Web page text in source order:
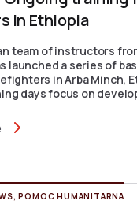
in Ethiopia
team of instructors
launched a series of
in Arba Minch,
days focus on
,POMOC HUMANITARNA